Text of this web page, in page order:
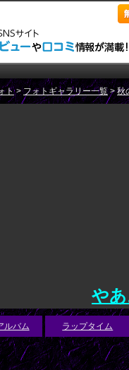
ト>フォトギャラリー一覧>秋
やあ
ルバム ラップタイム